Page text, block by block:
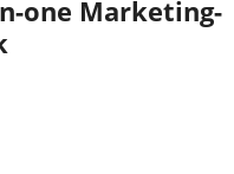
one Marketing-